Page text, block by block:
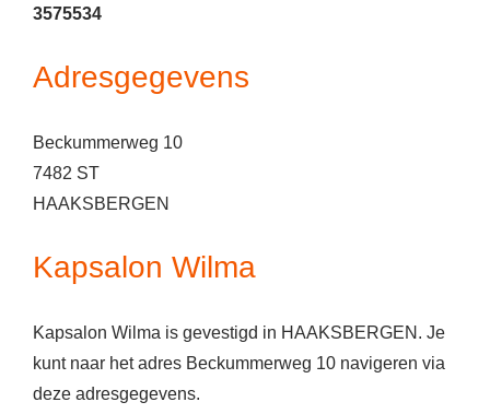
3575534
Adresgegevens
Beckummerweg 10
7482 ST
HAAKSBERGEN
Kapsalon Wilma
Kapsalon Wilma is gevestigd in HAAKSBERGEN. Je
kunt naar het adres Beckummerweg 10 navigeren via
deze adresgegevens.